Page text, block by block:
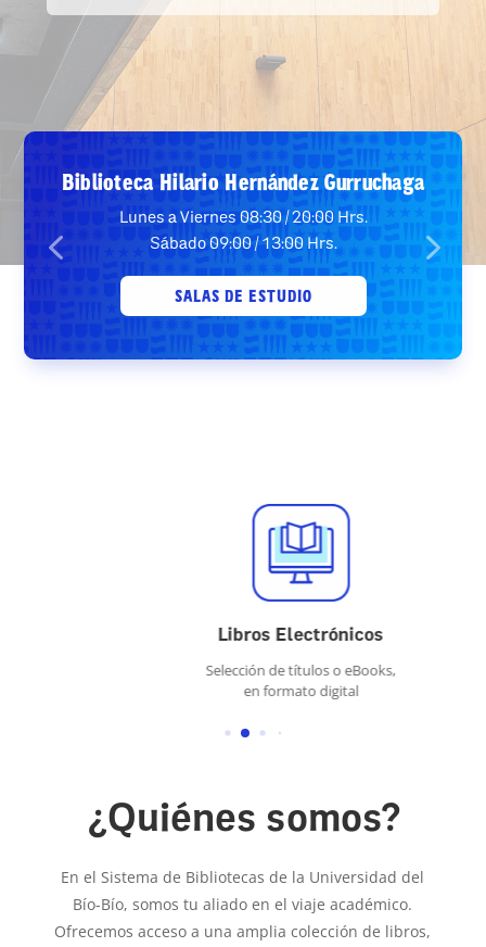
Biblioteca Hilario Hernández Gurruchaga
Lunes a Viernes 08:30 / 20:00 Hrs.
Sábado 09:00 / 13:00 Hrs.
SALAS DE ESTUDIO
Libros Electrónicos
Selección de títulos o eBooks,
en formato digital
¿Quiénes somos?
En el Sistema de Bibliotecas de la Universidad del
Bío-Bío, somos tu aliado en el viaje académico.
Ofrecemos acceso a una amplia colección de libros,